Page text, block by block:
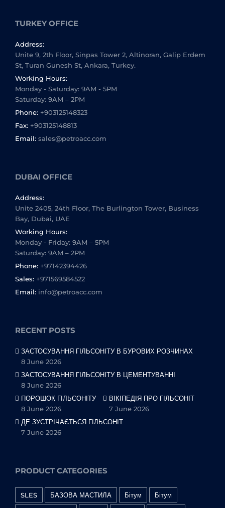
TURKEY OFFICE
Address:
Unite 9, 2th Floor, Sinpas Tower 2, Altinoran, Galip Erdem
St, Turan Gunesh St, Ankara, Turkey.
Working Hours:
Monday - Saturday: 9AM - 5PM
Saturday: 9AM – 2PM
Phone: +903125148323
Fax: +903125148813
Email: sales@petroacc.com
DUBAI OFFICE
Address:
Unite 2405, 24th Floor, The Burlington Tower, Business
Bay, Dubai, UAE
Working Hours:
Monday - Friday: 9AM – 5PM
Saturday: 9AM – 2PM
Phone: +97142394426
Sales: +971569584522
Email: info@petroacc.com
RECENT POSTS
ЗАСТОСУВАННЯ ГІЛЬСОНІТУ В БУРОВИХ РОЗЧИНАХ
8 June 2026
ЗАСТОСУВАННЯ ГІЛЬСОНІТУ В ЦЕМЕНТУВАННІ
8 June 2026
ПОРОШОК ГІЛЬСОНІТУ
8 June 2026
ВІКІПЕДІЯ ПРО ГІЛЬСОНІТ
7 June 2026
ДЕ ЗУСТРІЧАЄТЬСЯ ГІЛЬСОНІТ
7 June 2026
PRODUCT CATEGORIES
SLES БАЗОВА МАСТИЛА Бітум Бітум